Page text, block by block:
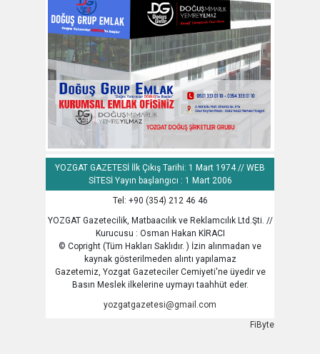
YOZGAT GAZETESİ İlk Çıkış Tarihi: 1 Mart 1974 // WEB
SİTESİ Yayın başlangıcı : 1 Mart 2006
Tel: +90 (354) 212 46 46
YOZGAT Gazetecilik, Matbaacılık ve Reklamcılık Ltd.Şti. //
Kurucusu : Osman Hakan KİRACI
© Copright (Tüm Hakları Saklıdır. ) İzin alınmadan ve
kaynak gösterilmeden alıntı yapılamaz
Gazetemiz, Yozgat Gazeteciler Cemiyeti'ne üyedir ve
Basın Meslek ilkelerine uymayı taahhüt eder.
yozgatgazetesi@gmail.com
FiByte